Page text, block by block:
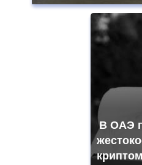
В ОАЭ